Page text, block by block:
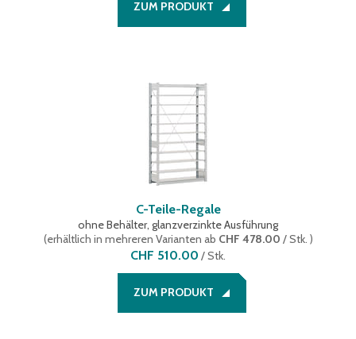
ZUM PRODUKT
C-Teile-Regale
ohne Behälter, glanzverzinkte Ausführung
(erhältlich in mehreren Varianten ab CHF 478.00 / Stk. )
CHF 510.00 /Stk.
ZUM PRODUKT